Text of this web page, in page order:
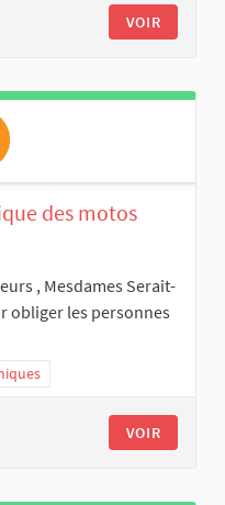
VOIR
des motos
, Mesdames Serait-
obliger les personnes
VOIR